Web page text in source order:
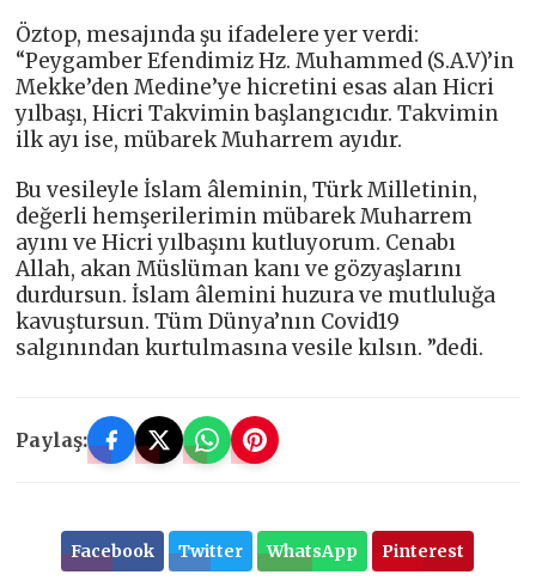
Öztop, mesajında şu ifadelere yer verdi:
“Peygamber Efendimiz Hz. Muhammed (S.A.V)’in
Mekke’den Medine’ye hicretini esas alan Hicri
yılbaşı, Hicri Takvimin başlangıcıdır. Takvimin
ilk ayı ise, mübarek Muharrem ayıdır.
Bu vesileyle İslam âleminin, Türk Milletinin,
değerli hemşerilerimin mübarek Muharrem
ayını ve Hicri yılbaşını kutluyorum. Cenabı
Allah, akan Müslüman kanı ve gözyaşlarını
durdursun. İslam âlemini huzura ve mutluluğa
kavuştursun. Tüm Dünya’nın Covid19
salgınından kurtulmasına vesile kılsın. ”dedi.
Paylaş:
Facebook Twitter WhatsApp Pinterest